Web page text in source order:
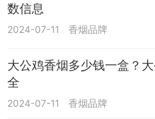
数信息
2024-07-11 香烟品牌
大公鸡香烟多少钱一盒？
全
2024-07-11 香烟品牌